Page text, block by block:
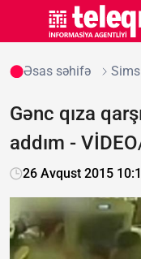
Əsas səhifə
Gənc qıza
addım -
26 Avqust 2015